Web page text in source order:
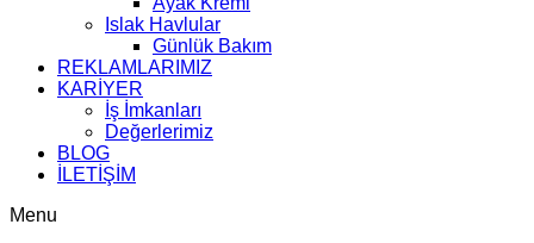
Islak Havlular
Günlük Bakım
REKLAMLARIMIZ
KARİYER
İş İmkanları
Değerlerimiz
BLOG
İLETİŞİM
Menu